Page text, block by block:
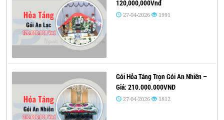
120,000,000Vnđ
27-04-2026 1991
Gói Hỏa Táng Trọn Gói An Nhiên –
Giá: 210.000.000VNĐ
27-04-2026 1812